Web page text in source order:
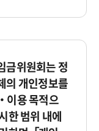
금위원회는 정
의 개인정보를
이용 목적으
한 범위 내에